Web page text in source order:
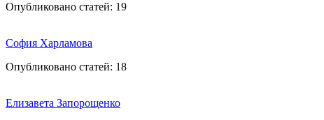
Опубликовано статей: 19
София Харламова
Опубликовано статей: 18
Елизавета Запорощенко